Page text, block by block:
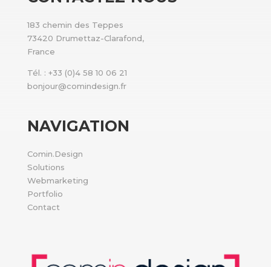
183 chemin des Teppes
73420 Drumettaz-Clarafond,
France
Tél. : +33 (0)4 58 10 06 21
bonjour@comindesign.fr
NAVIGATION
Comin.Design
Solutions
Webmarketing
Portfolio
Contact